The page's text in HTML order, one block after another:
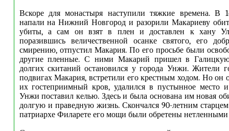
Вскоре для монастыря наступили тяжкие времена. В
напали на Нижний Новгород и разорили Макариеву
убиты, а сам он взят в плен и доставлен к хану
поразившись величественной осанке святого, его
смирению, отпустил Макария. По его просьбе были
другие пленные. С ними Макарий пришел в
долгих скитаний остановился у города Унжи. Жители
подвигах Макария, встретили его крестным ходом. Но он
их гостеприимный кров, удалился в пустынное место
Унжи поставил келью. Здесь и была основана им новая
долгую и праведную жизнь. Скончался 90-летним
патриархе Филарете его мощи были обретены